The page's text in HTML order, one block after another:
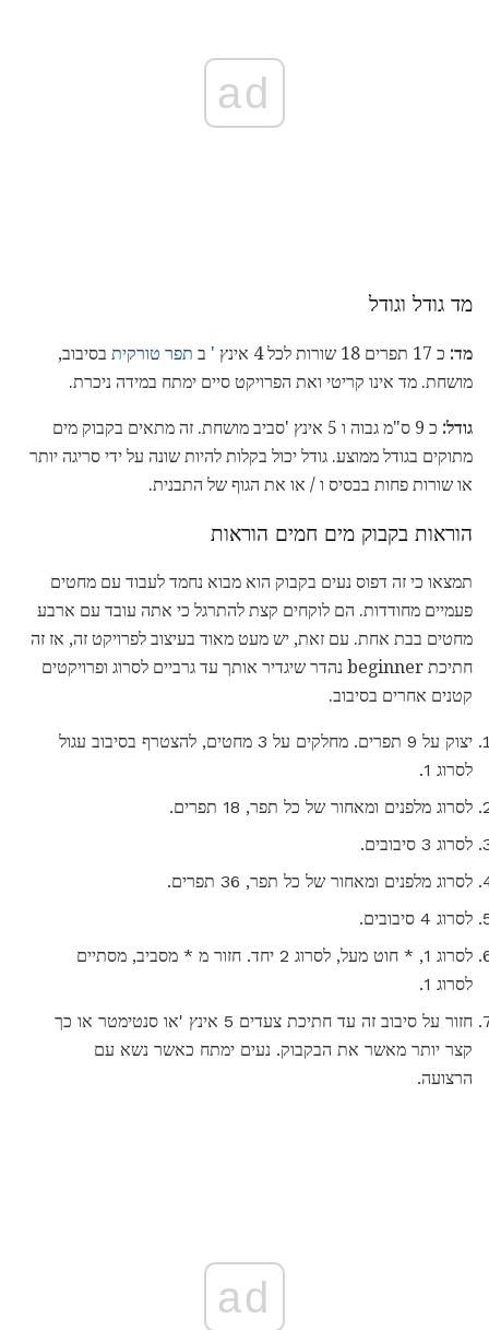
ad
מד גודל וגודל
מד: כ 17 תפרים 18 שורות לכל 4 אינץ ' ב תפר טורקית בסיבוב,
מושחת. מד אינו קריטי ואת הפרויקט סיים ימתח במידה ניכרת.
גודל:
כ 9 ס"מ גבוה ו 5 אינץ 'סביב מושחת. זה מתאים בקבוק מים
מתוקים בגודל ממוצע. גודל יכול בקלות להיות שונה על ידי סריגה יותר
או שורות פחות בבסיס ו / או את הגוף של התבנית.
הוראות בקבוק מים חמים הוראות
תמצאו כי זה דפוס נעים בקבוק הוא מבוא נחמד לעבוד עם מחטים
פעמיים מחודדות. הם לוקחים קצת להתרגל כי אתה עובד עם ארבע
מחטים בבת אחת. עם זאת, יש מעט מאוד בעיצוב לפרויקט זה, אז זה
חתיכת beginner נהדר שיגדיר אותך עד גרביים לסרוג ופרויקטים
קטנים אחרים בסיבוב.
יצוק על 9 תפרים. מחלקים על 3 מחטים, להצטרף בסיבוב עגול
לסרוג 1.
לסרוג מלפנים ומאחור של כל תפר, 18 תפרים.
לסרוג 3 סיבובים.
לסרוג מלפנים ומאחור של כל תפר, 36 תפרים.
לסרוג 4 סיבובים.
לסרוג 1, * חוט מעל, לסרוג 2 יחד. חזור מ * מסביב, מסתיים
לסרוג 1.
חזור על סיבוב זה עד חתיכת צעדים 5 אינץ 'או סנטימטר או כך
קצר יותר מאשר את הבקבוק. נעים ימתח כאשר נשא עם
הרצועה.
ad